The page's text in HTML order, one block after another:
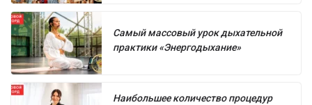
Самый массовый урок дыхательной
практики «Энергодыхание»
Наибольшее количество процедур